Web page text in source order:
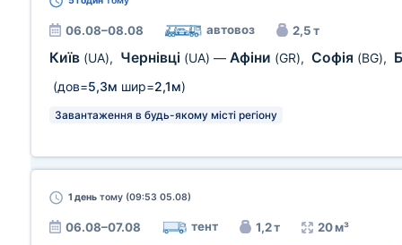
06.08–08.08 автовоз 2,5 т
Київ (UA), Чернівці (UA) — Афіни (GR), Софія (BG),
(дов=5,3м шир=2,1м)
Завантаження в будь-якому місті регіону
1 день тому (09:53 05.08)
06.08–07.08 тент 1,2 т 20 м³